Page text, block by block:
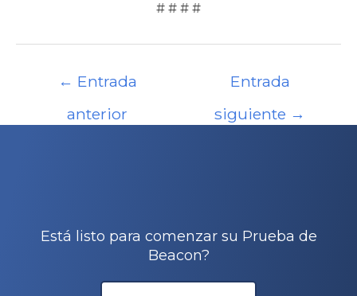
# # # #
entradas
← Entrada
anterior
Entrada
siguiente →
Está listo para comenzar su Prueba de
Beacon?